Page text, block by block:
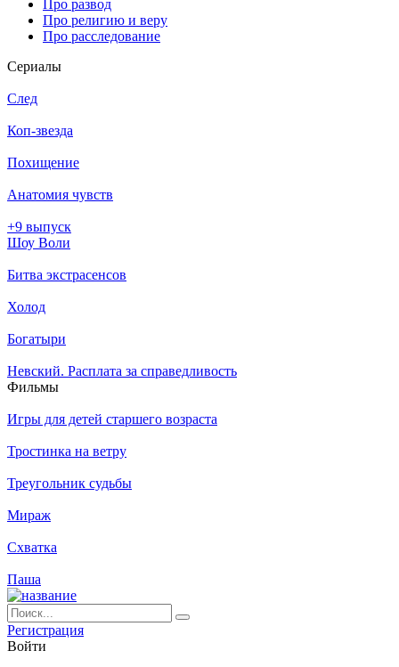
Про развод
Про религию и веру
Про расследование
Се­риа­лы
След
Коп-звезда
Похищение
Анатомия чувств
+9 выпуск
Шоу Воли
Битва экстрасенсов
Холод
Богатыри
Невский. Расплата за справедливость
Филь­мы
Игры для детей старшего возраста
Тростинка на ветру
Треугольник судьбы
Мираж
Схватка
Паша
Ре­ги­ст­ра­ция
Вой­ти